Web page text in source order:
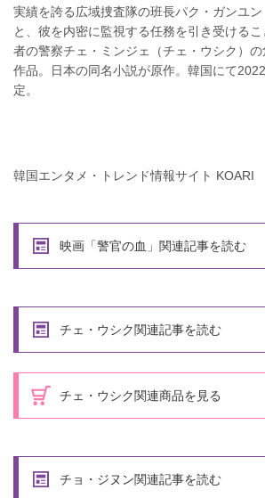
実績を誇る広域捜査隊の班長パク・ガンユン
と、彼を内密に監視する任務を引き受ける
者の警察チェ・ミンジェ（チェ・ウシク）
作品。日本の同名小説が原作。韓国にて
定。
韓国エンタメ・トレンド情報サイト KOARI
映画「警官の血」関連記事を読む
チェ・ウシク関連記事を読む
チェ・ウシク関連商品を見る
チョ・ジヌン関連記事を読む